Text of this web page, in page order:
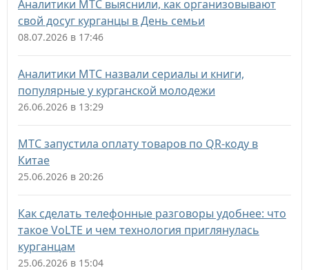
Аналитики МТС выяснили, как организовывают
свой досуг курганцы в День семьи
08.07.2026 в 17:46
Аналитики МТС назвали сериалы и книги,
популярные у курганской молодежи
26.06.2026 в 13:29
МТС запустила оплату товаров по QR-коду в
Китае
25.06.2026 в 20:26
Как сделать телефонные разговоры удобнее: что
такое VoLTE и чем технология приглянулась
курганцам
25.06.2026 в 15:04